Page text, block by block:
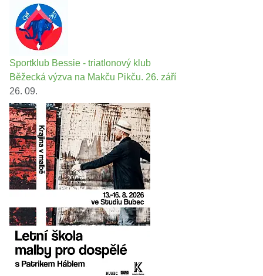
Sportklub Bessie - triatlonový klub
Běžecká výzva na Makču Pikču. 26. září
26. 09.